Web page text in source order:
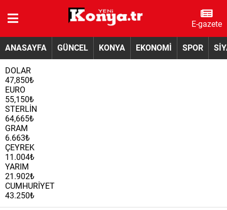
E-gazete
ANASAYFA GÜNCEL KONYA EKONOMİ SPOR
DOLAR
47,850₺
EURO
55,150₺
STERLİN
64,665₺
GRAM
6.663₺
ÇEYREK
11.004₺
YARIM
21.902₺
CUMHURİYET
43.250₺